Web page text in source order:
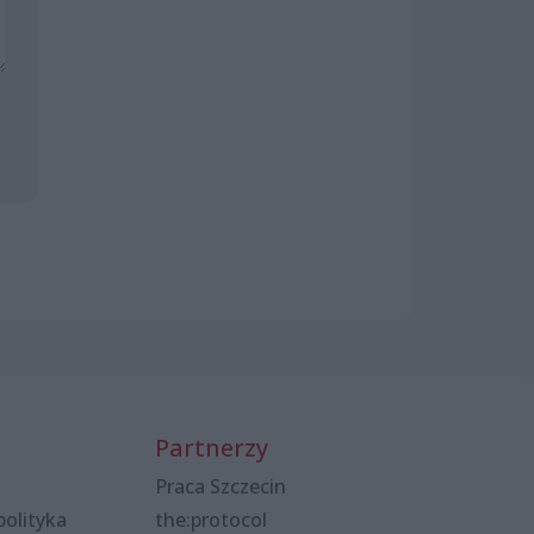
Partnerzy
Praca Szczecin
the:protocol